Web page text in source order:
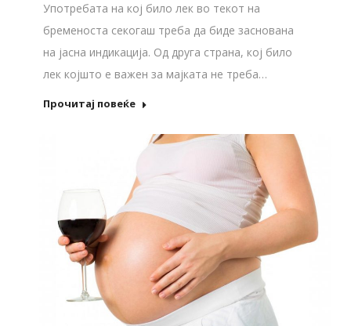
Употребата на кој било лек во текот на
бременоста секогаш треба да биде заснована
на јасна индикација. Од друга страна, кој било
лек којшто е важен за мајката не треба…
Прочитај повеќе